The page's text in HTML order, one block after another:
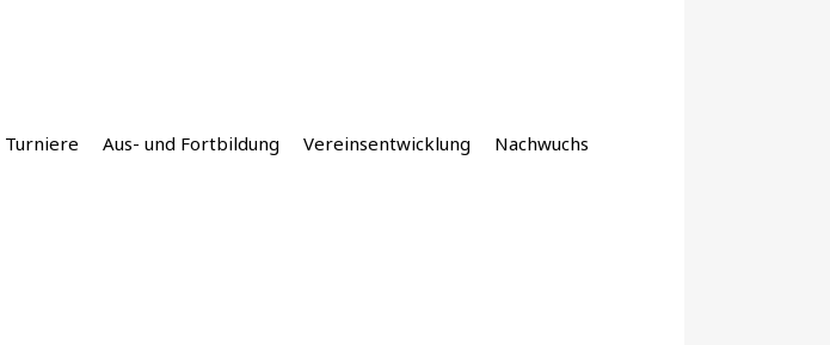
Turniere Aus- und Fortbildung Vereinsentwicklung Nachwuchs